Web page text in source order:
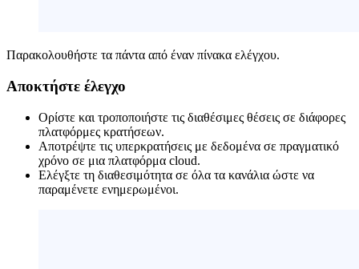
Παρακολουθήστε τα πάντα από έναν πίνακα ελέγχου.
Αποκτήστε έλεγχο
Ορίστε και τροποποιήστε τις διαθέσιμες θέσεις σε διάφορες
πλατφόρμες κρατήσεων.
Αποτρέψτε τις υπερκρατήσεις με δεδομένα σε πραγματικό
χρόνο σε μια πλατφόρμα cloud.
Ελέγξτε τη διαθεσιμότητα σε όλα τα κανάλια ώστε να
παραμένετε ενημερωμένοι.